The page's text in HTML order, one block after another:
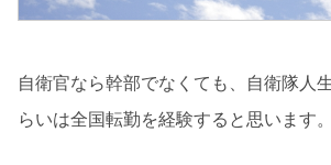
自衛官なら幹部でなくても、自衛隊人
らいは全国転勤を経験すると思います。